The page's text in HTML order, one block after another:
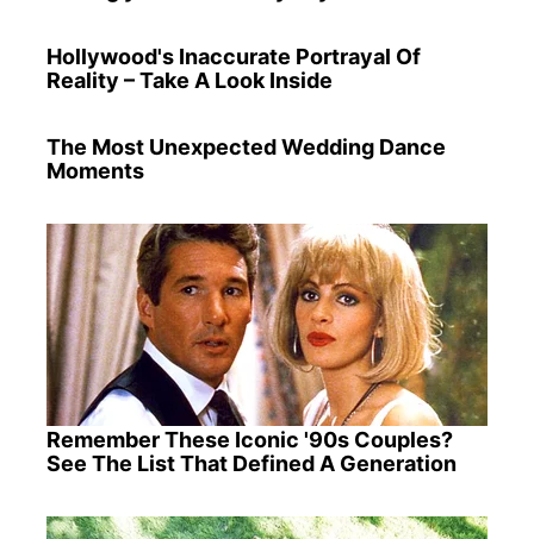
Hollywood's Inaccurate Portrayal Of
Reality – Take A Look Inside
The Most Unexpected Wedding Dance
Moments
Remember These Iconic '90s Couples?
See The List That Defined A Generation